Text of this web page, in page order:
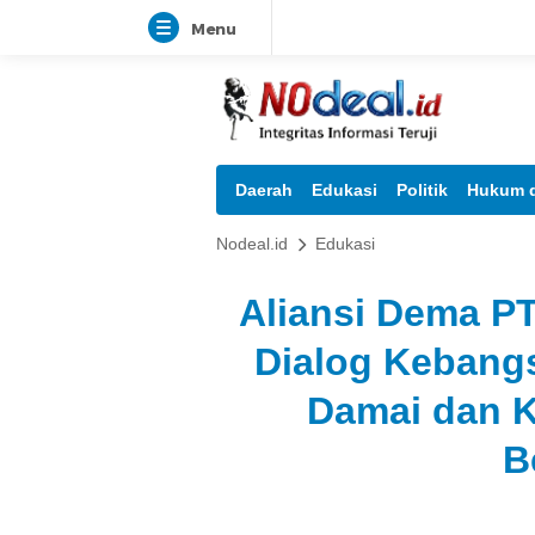
Menu
Daerah Edukasi Politik Hukum
Nodeal.id Edukasi
Aliansi Dema
Dialog
Damai dan